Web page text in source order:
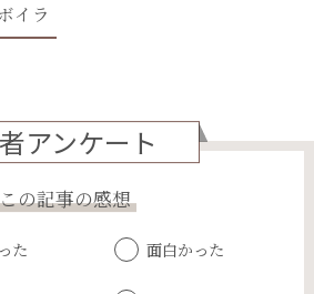
イラ
アンケート
この記事の感想
た 面白かった